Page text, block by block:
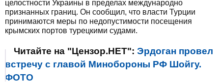
целостности Украины в пределах международно
признанных границ. Он сообщил, что власти Турции
принимаются меры по недопустимости посещения
крымских портов турецкими судами.
Читайте на "Цензор.НЕТ": Эрдоган провел
встречу с главой Минобороны РФ Шойгу.
ФОТО